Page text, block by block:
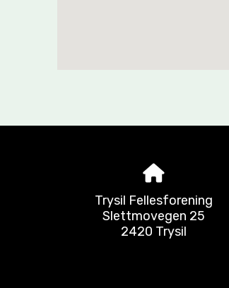
Trysil Fellesforening
Slettmovegen 25
2420 Trysil